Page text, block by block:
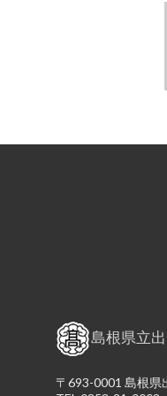
島根県立
〒693-0001 島根県